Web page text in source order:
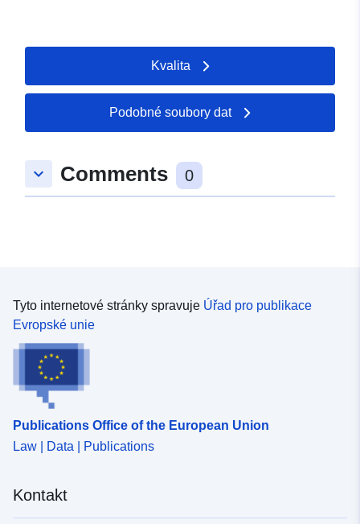
Kvalita
Podobné soubory dat
keyboard_arrow_down Comments 0
Tyto internetové stránky spravuje Úřad pro publikace
Evropské unie
Publications Office of the European Union
Law | Data | Publications
Kontakt